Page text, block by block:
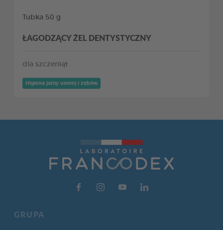
Tubka 50 g
ŁAGODZĄCY ŻEL DENTYSTYCZNY
dla szczeniąt
Higiena jamy ustnej i zębów
GRUPA